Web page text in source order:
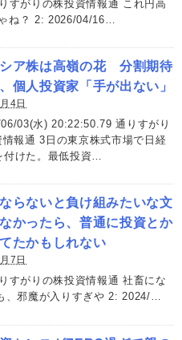
すがりの株投資情報通 これ円高
ね？ 2: 2026/04/16…
ア株は高嶺の花 分割期待
個人投資家「手が出ない」
4日
03(水) 20:22:50.79 通りすがり
情報通 3日の東京株式市場で日経
付けた。最低投資…
らないと負け組みたいな文
かったら、普通に投資とか
たかもしれない
7日
すがりの株投資情報通 社畜にな
、邪魔が入りすぎや 2: 2024/…